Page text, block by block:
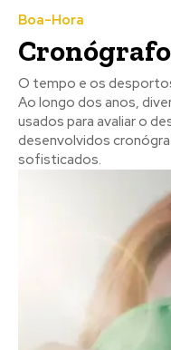
Boa-Hora
O tempo e os
Ao longo dos anos,
usados para avaliar o
desenvolvidos
sofisticados.